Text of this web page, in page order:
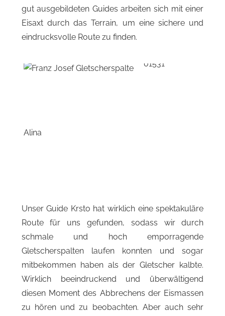
gut ausgebildeten Guides arbeiten sich mit einer
Eisaxt durch das Terrain, um eine sichere und
eindrucksvolle Route zu finden.
Unser Guide Krsto hat wirklich eine spektakuläre
Route für uns gefunden, sodass wir durch
schmale und hoch emporragende
Gletscherspalten laufen konnten und sogar
mitbekommen haben als der Gletscher kalbte.
Wirklich beeindruckend und überwältigend
diesen Moment des Abbrechens der Eismassen
zu hören und zu beobachten. Aber auch sehr